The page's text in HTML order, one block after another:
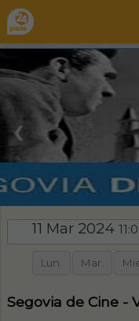
❮
11 Mar 2024
Lun. Mar.
Segovia de Cine -